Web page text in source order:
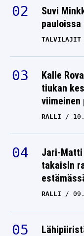
Suvi
pauloissa
TALVILAJIT
Kalle
tiukan
RALLI
Jari-Matti
takaisin
RALLI